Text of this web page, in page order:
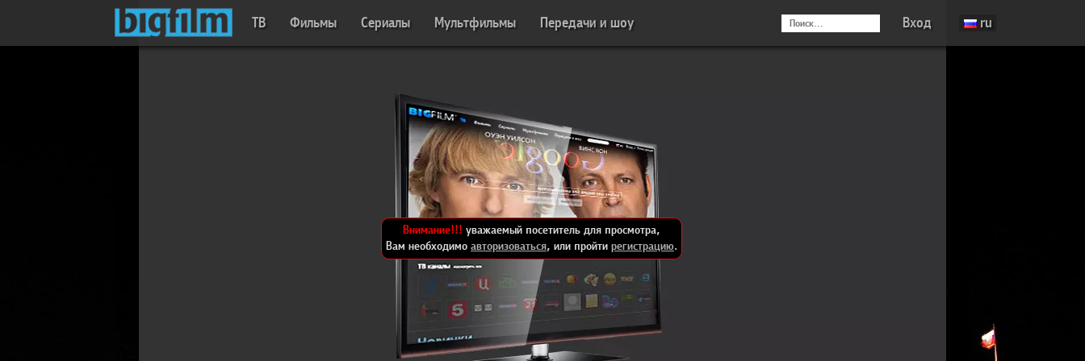
Вход ru
ТВ Фильмы Сериалы Мультфильмы Передачи и шоу
Внимание!!! уважаемый посетитель для просмотра,
Вам необходимо авторизоваться, или пройти регистрацию.